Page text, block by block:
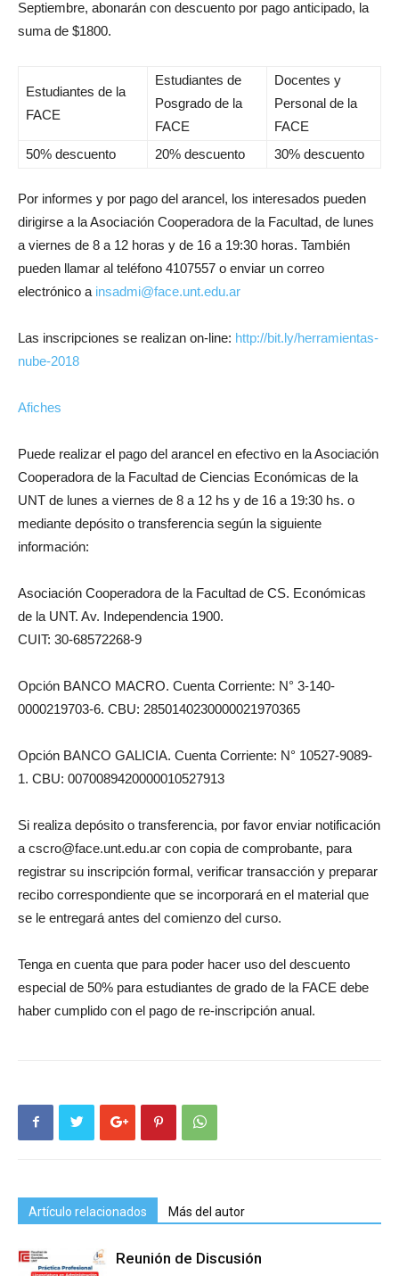
Septiembre, abonarán con descuento por pago anticipado, la
suma de $1800.
Estudiantes de la
FACE
Estudiantes de
Posgrado de la
FACE
Docentes y
Personal de la
FACE
50% descuento
20% descuento 30% descuento
Por informes y por pago del arancel, los interesados pueden
dirigirse a la Asociación Cooperadora de la Facultad, de lunes
a viernes de 8 a 12 horas y de 16 a 19:30 horas. También
pueden llamar al teléfono 4107557 o enviar un correo
electrónico a insadmi@face.unt.edu.ar
Las inscripciones se realizan on-line: http://bit.ly/herramientas-
nube-2018
Afiches
Puede realizar el pago del arancel en efectivo en la Asociación
Cooperadora de la Facultad de Ciencias Económicas de la
UNT de lunes a viernes de 8 a 12 hs y de 16 a 19:30 hs. o
mediante depósito o transferencia según la siguiente
información:
Asociación Cooperadora de la Facultad de CS. Económicas
de la UNT. Av. Independencia 1900.
CUIT: 30-68572268-9
Opción BANCO MACRO. Cuenta Corriente: N° 3-140-
0000219703-6. CBU: 2850140230000021970365
Opción BANCO GALICIA. Cuenta Corriente: N° 10527-9089-
1. CBU: 0070089420000010527913
Si realiza depósito o transferencia, por favor enviar notificación
a cscro@face.unt.edu.ar con copia de comprobante, para
registrar su inscripción formal, verificar transacción y preparar
recibo correspondiente que se incorporará en el material que
se le entregará antes del comienzo del curso.
Tenga en cuenta que para poder hacer uso del descuento
especial de 50% para estudiantes de grado de la FACE debe
haber cumplido con el pago de re-inscripción anual.
Artículo relacionados Más del autor
Reunión de Discusión